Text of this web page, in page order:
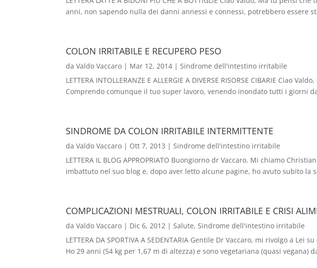
anni, non sapendo nulla dei danni annessi e connessi, potrebbero essere
COLON IRRITABILE E RECUPERO PESO
daValdo Vaccaro | Mar 12, 2014 |Sindrome dell'intestino irritabile
LETTERA INTOLLERANZE E ALLERGIE A DIVERSE RISORSE CIBARIE
Comprendo comunque il tuo super lavoro, venendo inondato tutti i giorni
SINDROME DA COLON IRRITABILE INTERMITTENTE
daValdo Vaccaro | Ott 7, 2013 |Sindrome dell'intestino irritabile
LETTERA IL BLOG APPROPRIATO Buongiorno dr Vaccaro. Mi chiamo
imbattuto nel suo blog e, dopo aver letto alcune pagine, ho avuto subito la
COMPLICAZIONI MESTRUALI, COLON IRRITABILE E CRISI
daValdo Vaccaro | Dic 6, 2012 |Salute,Sindrome dell'intestino irritabile
LETTERA DA SPORTIVA A SEDENTARIA Gentile Dr Vaccaro, mi rivolgo a
Ho 29 anni (54 kg per 1,67 m di altezza) e sono vegetariana (quasi vegana)